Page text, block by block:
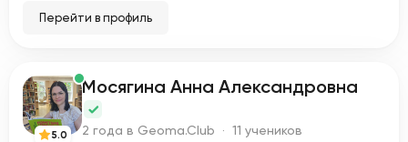
Перейти в профиль
М
5.0
Мосягина Анна Александровна
2 года в Geoma.Club · 11 учеников